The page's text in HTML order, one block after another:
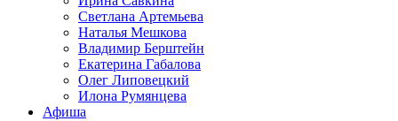
Светлана Артемьева
Наталья Мешкова
Владимир Берштейн
Екатерина Габалова
Олег Липовецкий
Илона Румянцева
Афиша